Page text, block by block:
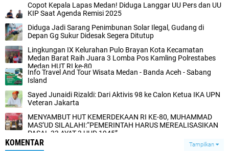
Copot Kepala Lapas Medan! Diduga Langgar UU Pers dan UU
KIP Saat Agenda Remisi 2025
Diduga Jadi Sarang Penimbunan Solar Ilegal, Gudang di
Depan Gg Sukur Didesak Segera Ditutup
Lingkungan IX Kelurahan Pulo Brayan Kota Kecamatan
Medan Barat Raih Juara 3 Lomba Pos Kamling Polrestabes
Medan HUT RI ke-80
Info Travel And Tour Wisata Medan - Banda Aceh - Sabang
Island
Sayed Junaidi Rizaldi: Dari Aktivis 98 ke Calon Ketua IKA UPN
Veteran Jakarta
MENYAMBUT HUT KEMERDEKAAN RI KE-80, MUHAMMAD
MAS’UD SILALAHI:“PEMERINTAH HARUS MEREALISASIKAN
PASAL 33 AYAT 3 UUD 1945”
KOMENTAR Tampilkan